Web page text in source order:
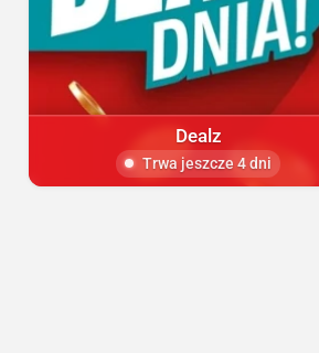
Dealz
Trwa jeszcze 4 dni